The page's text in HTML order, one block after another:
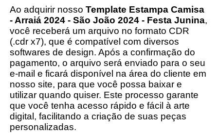
Ao adquirir nosso Template Estampa Camisa
- Arraiá 2024 - São João 2024 - Festa Junina,
você receberá um arquivo no formato CDR
(.cdr x7), que é compatível com diversos
softwares de design. Após a confirmação do
pagamento, o arquivo será enviado para o seu
e-mail e ficará disponível na área do cliente em
nosso site, para que você possa baixar e
utilizar quando quiser. Este processo garante
que você tenha acesso rápido e fácil à arte
digital, facilitando a criação de suas peças
personalizadas.